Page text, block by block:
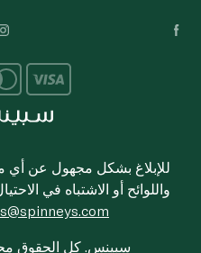
للإبلاغ بشكل مجهول عن أي
واللوائح أو الاشتباه في
© 2020-2026 سبينس. كل